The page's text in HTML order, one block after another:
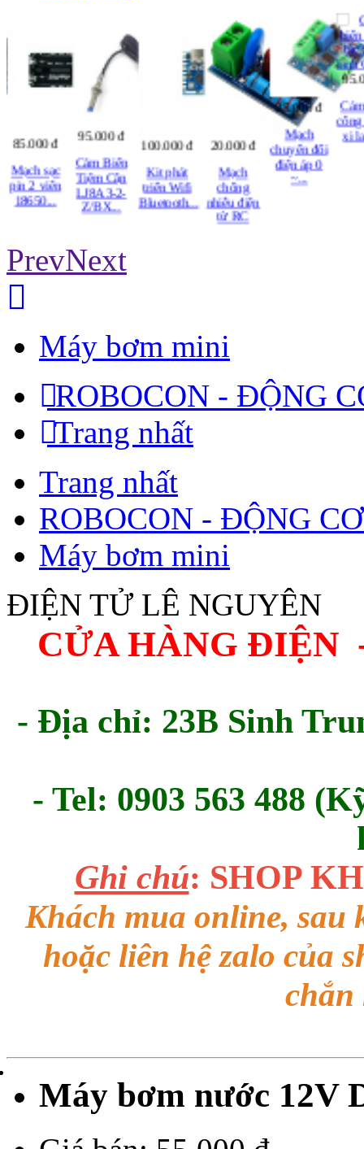
85.000 đ
Mạch sạc
pin 2 viên
18650...
95.000 đ
Cảm Biến
Tiệm Cận
LJ8A3-2-
Z/BX...
100.000 đ
Kit phát
triển Wifi
Bluetooth...
20.000 đ
Mạch
chống
nhiễu điện
từ RC
25.000 đ
Mạch
chuyển đổi
điện áp 0
~...
xi
PrevNext
Máy bơm mini
ROBOCON - ĐỘNG
Trang nhất
Trang nhất
ROBOCON - ĐỘNG
Máy bơm mini
ĐIỆN TỬ LÊ NGUYÊN
CỬA HÀNG ĐIỆN
- Địa chỉ: 23B Sinh
- Tel: 0903 563 488
Ghi chú: SHOP
Khách mua online,
hoặc liên hệ zalo của
chắn
Máy bơm nước 12V